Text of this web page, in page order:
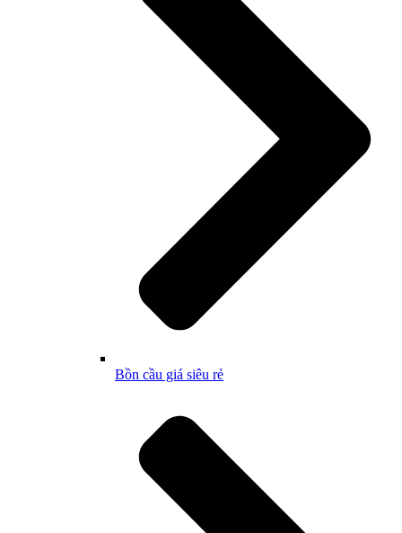
Bồn cầu giá siêu rẻ